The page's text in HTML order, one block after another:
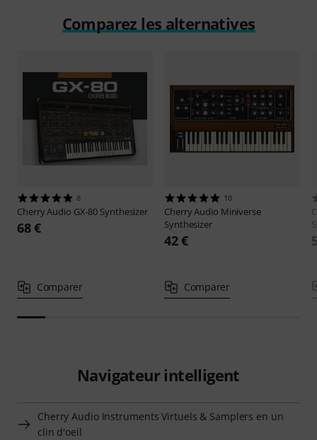
Comparez les alternatives
8
Cherry Audio GX-80 Synthesizer
68 €
Comparer
10
Cherry Audio Miniverse
Synthesizer
42 €
Comparer
Navigateur intelligent
Cherry Audio Instruments Virtuels & Samplers en un
clin d'oeil